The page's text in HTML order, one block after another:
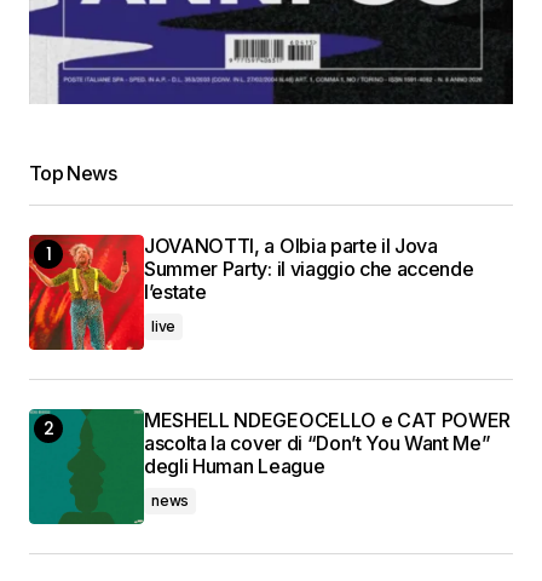
Top News
JOVANOTTI, a Olbia parte il Jova
Summer Party: il viaggio che accende
l’estate
live
MESHELL NDEGEOCELLO e CAT POWER
ascolta la cover di “Don’t You Want Me”
degli Human League
news